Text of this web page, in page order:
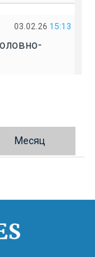
03.02.26 15:13
от
Месяц